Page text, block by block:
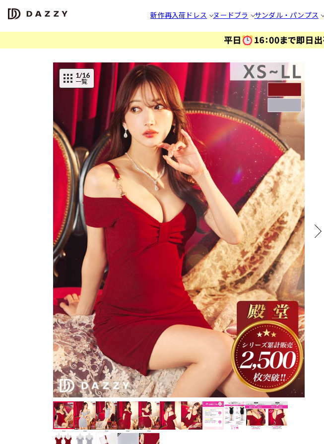
新作再入荷 ドレス ヌードブラ サンダル・パンプス
1/16
一覧